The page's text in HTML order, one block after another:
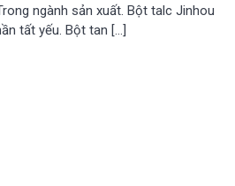
ngành sản xuất. Bột talc Jinhou
tất yếu. Bột tan […]